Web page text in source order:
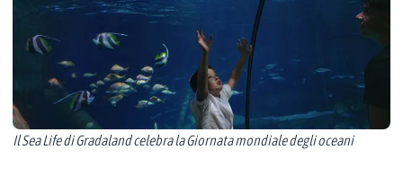
Il Sea Life di Gradaland celebra la Giornata mondiale degli oceani